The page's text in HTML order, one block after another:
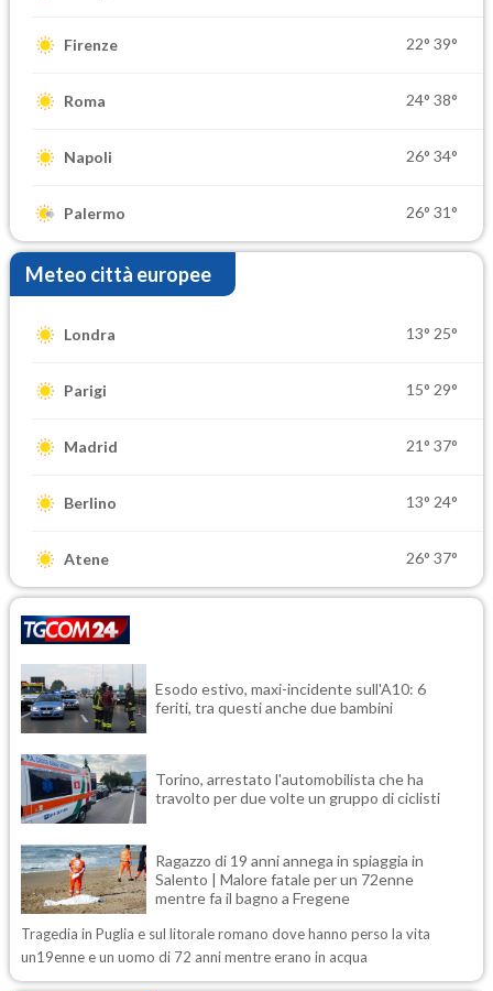
Firenze 22° 39°
Roma 24° 38°
Napoli 26° 34°
Palermo 26° 31°
Meteo città europee
Londra 13° 25°
Parigi 15° 29°
Madrid 21° 37°
Berlino 13° 24°
Atene 26° 37°
Esodo estivo, maxi-incidente sull'A10: 6
feriti, tra questi anche due bambini
Torino, arrestato l'automobilista che ha
travolto per due volte un gruppo di ciclisti
Ragazzo di 19 anni annega in spiaggia in
Salento | Malore fatale per un 72enne
mentre fa il bagno a Fregene
Tragedia in Puglia e sul litorale romano dove hanno perso la vita
un19enne e un uomo di 72 anni mentre erano in acqua